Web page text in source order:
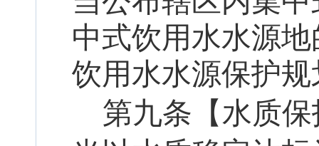
中式饮用水水源
饮用水水源保护
第九条【水质